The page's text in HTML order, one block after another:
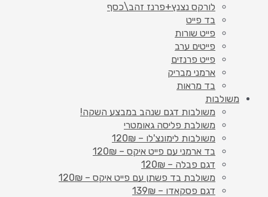
לורקס נצנץ+פרנז זהב\כסף
בד פייט
פייט שורות
פייטים ערב
פייט פרנזים
ארמני מבריק
בד מראות
משולבות
משולבות דגם שנהב במבצע השקה!
משולבת פליסה גאומטרי
משולבות לימונצ'לו – 120₪
בד ארמני עם פייט איקס – 120₪
דגם פבלה – 120₪
משולבת בד פשתן עם פייט איקס – 120₪
דגם פסקאדו – 139₪